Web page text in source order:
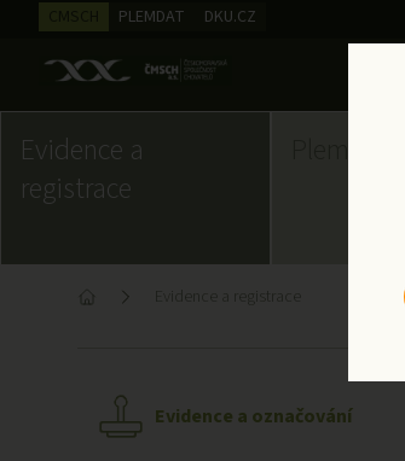
PLEMDAT DKU.CZ
Evidence a
registrace
Evidence a registrace
Evidence a označování